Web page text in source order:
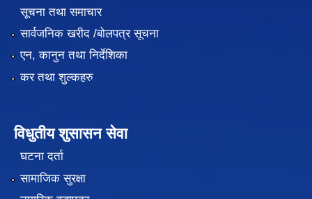
सूचना तथा समाचार
सार्वजनिक खरीद /बोलपत्र सूचना
एन, कानुन तथा निर्देशिका
कर तथा शुल्कहरु
विधुतीय शुसासन सेवा
घटना दर्ता
सामाजिक सुरक्षा